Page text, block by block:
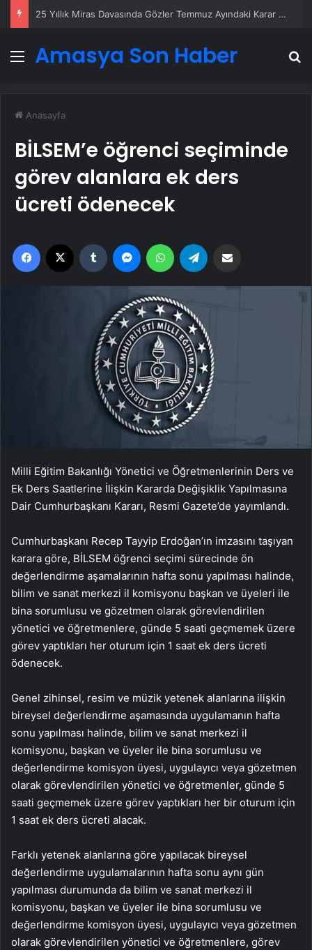
25 Yıllık Miras Davasında Gözler Temmuz Ayındaki Karar Duruşmasına Çevrildi
Menü
Amasya Son Haber
Anasayfa
BİLSEM’e öğrenci seçiminde
görev alanlara ek ders
ücreti ödenecek
Facebook Tumblr MessengerWhatsApp
Milli Eğitim Bakanlığı Yönetici ve Öğretmenlerinin Ders ve
Ek Ders Saatlerine İlişkin Kararda Değişiklik Yapılmasına
Dair Cumhurbaşkanı Kararı, Resmi Gazete’de yayımlandı.
Cumhurbaşkanı Recep Tayyip Erdoğan’ın imzasını taşıyan
karara göre, BİLSEM öğrenci seçimi sürecinde ön
değerlendirme aşamalarının hafta sonu yapılması halinde,
bilim ve sanat merkezi il komisyonu başkan ve üyeleri ile
bina sorumlusu ve gözetmen olarak görevlendirilen
yönetici ve öğretmenlere, günde 5 saati geçmemek üzere
görev yaptıkları her oturum için 1 saat ek ders ücreti
ödenecek.
Genel zihinsel, resim ve müzik yetenek alanlarına ilişkin
bireysel değerlendirme aşamasında uygulamanın hafta
sonu yapılması halinde, bilim ve sanat merkezi il
komisyonu, başkan ve üyeler ile bina sorumlusu ve
değerlendirme komisyon üyesi, uygulayıcı veya gözetmen
olarak görevlendirilen yönetici ve öğretmenler, günde 5
saati geçmemek üzere görev yaptıkları her bir oturum için
1 saat ek ders ücreti alacak.
Farklı yetenek alanlarına göre yapılacak bireysel
değerlendirme uygulamalarının hafta sonu aynı gün
yapılması durumunda da bilim ve sanat merkezi il
komisyonu, başkan ve üyeler ile bina sorumlusu ve
değerlendirme komisyon üyesi, uygulayıcı veya gözetmen
olarak görevlendirilen yönetici ve öğretmenlere, görev